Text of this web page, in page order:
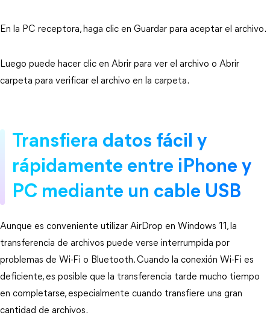
En la PC receptora, haga clic en Guardar para aceptar el archivo.
Luego puede hacer clic en Abrir para ver el archivo o Abrir
carpeta para verificar el archivo en la carpeta.
Transfiera datos fácil y
rápidamente entre iPhone y
PC mediante un cable USB
Aunque es conveniente utilizar AirDrop en Windows 11, la
transferencia de archivos puede verse interrumpida por
problemas de Wi-Fi o Bluetooth. Cuando la conexión Wi-Fi es
deficiente, es posible que la transferencia tarde mucho tiempo
en completarse, especialmente cuando transfiere una gran
cantidad de archivos.